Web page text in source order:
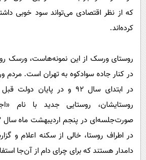
که از نظر اقتصادی می‌تواند سود خوبی
کرده‌اند.
روستای ورسک از این نمونه‌هاست، ورسک
در کنار جاده سوادکوه به تهران است. مردم
در ابتدای‌ سال ٩٢ و در
روستایشان، روستایی جدید با نام
در اطراف روستا، خالی از سکنه اعلام و
دامدار هستند که برای چرای دام از آن‌جا